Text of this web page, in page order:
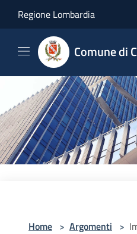
Regione Lombardia
Comune di
Home > Argomenti >